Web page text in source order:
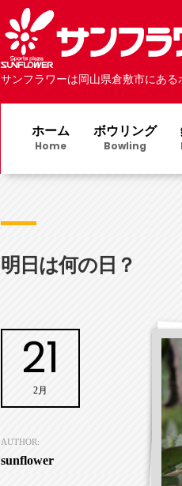
サンフラワーは岡山県倉敷市にあ
ホーム
Home
ボウリング
Bowling
明日は何の日？
21
2月
AUTHOR:
sunflower